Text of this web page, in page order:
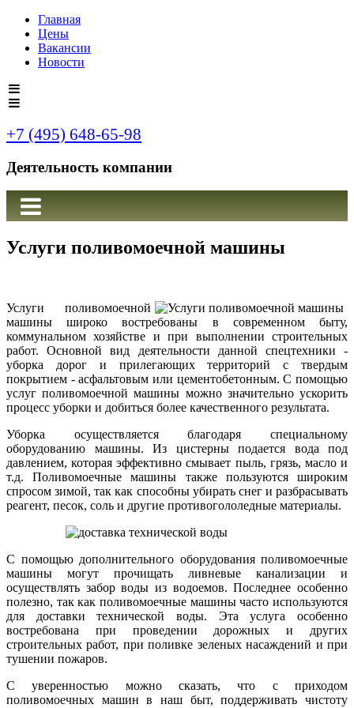
Главная
Цены
Вакансии
Новости
+7 (495) 648-65-98
Деятельность компании
Услуги поливомоечной машины
Услуги поливомоечной
машины широко востребованы в современном быту,
коммунальном хозяйстве и при выполнении строительных
работ. Основной вид деятельности данной спецтехники -
уборка дорог и прилегающих территорий с твердым
покрытием - асфальтовым или цементобетонным. С помощью
услуг поливомоечной машины можно значительно ускорить
процесс уборки и добиться более качественного результата.
Уборка осуществляется благодаря специальному
оборудованию машины. Из цистерны подается вода под
давлением, которая эффективно смывает пыль, грязь, масло и
т.д. Поливомоечные машины также пользуются широким
спросом зимой, так как способны убирать снег и разбрасывать
реагент, песок, соль и другие противогололедные материалы.
С помощью дополнительного оборудования поливомоечные
машины могут прочищать ливневые канализации и
осуществлять забор воды из водоемов. Последнее особенно
полезно, так как поливомоечные машины часто используются
для доставки технической воды. Эта услуга особенно
востребована при проведении дорожных и других
строительных работ, при поливке зеленых насаждений и при
тушении пожаров.
С уверенностью можно сказать, что с приходом
поливомоечных машин в наш быт, поддерживать чистоту